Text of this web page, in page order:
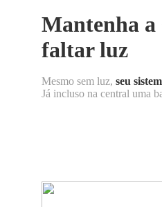
Mantenha a
faltar luz
Mesmo sem luz, seu
Já incluso na central uma